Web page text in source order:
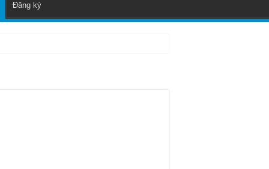
Đăng ký